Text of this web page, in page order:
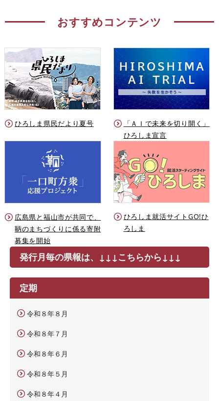
おすすめコンテンツ
ひろしま県民だより夏号
「ＡＩで未来を切り開く」
ひろしま宣言
広島県と福山市が共同で、
鞆のまちづくりに係る寄附
募集を開始
ひろしま就活サイトGO!ひ
ろしま
発行月毎の県報は、↓↓↓こちらから↓↓↓
定期
令和８年８月
令和８年７月
令和８年６月
令和８年５月
令和８年４月